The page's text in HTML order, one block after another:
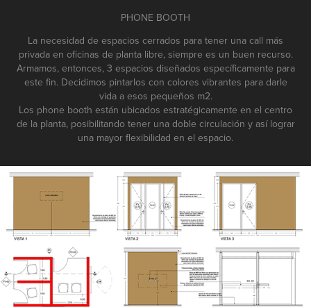
PHONE BOOTH
La necesidad de espacios cerrados para tener una call más
privada en oficinas de planta libre, siempre es un buen recurso.
Armamos, entonces, 3 espacios diseñados específicamente para
este fin. Decidimos pintarlos con colores vibrantes para darle
vida a esos pequeños m2.
Los phone booth están ubicados estratégicamente en el centro
de la planta, posibilitando tener una doble circulación y así lograr
una mayor flexibilidad en el espacio.